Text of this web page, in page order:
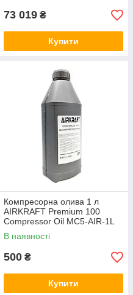
73 019 ₴
Купити
Компресорна олива 1 л
AIRKRAFT Premium 100
Compressor Oil MC5-AIR-1L
В наявності
500 ₴
Купити